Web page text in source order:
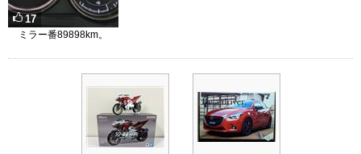
17
ミラー番89898km。